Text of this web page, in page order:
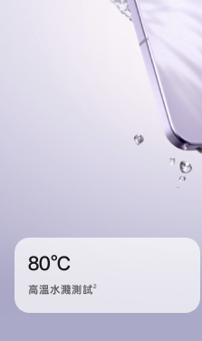
80°C
高溫水濺測試2